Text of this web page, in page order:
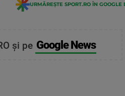
URMĂREȘTE SPORT.RO ÎN GOOGLE
și pe Google News